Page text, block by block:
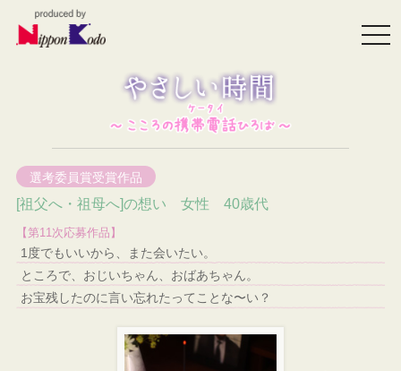
選考委員賞受賞作品
[祖父へ・祖母へ]の想い 女性 40歳代
【第11次応募作品】
1度でもいいから、また会いたい。
ところで、おじいちゃん、おばあちゃん。
お宝残したのに言い忘れたってことな〜い？